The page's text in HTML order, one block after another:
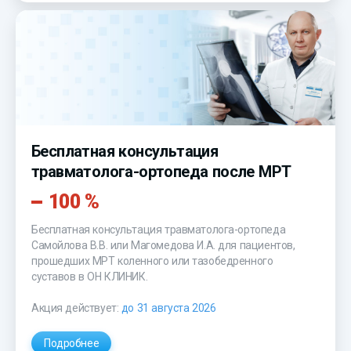
Бесплатная консультация
травматолога-ортопеда после МРТ
100 %
Бесплатная консультация травматолога-ортопеда
Самойлова В.В. или Магомедова И.А. для пациентов,
прошедших МРТ коленного или тазобедренного
суставов в ОН КЛИНИК.
Акция действует: до 31 августа 2026
Подробнее